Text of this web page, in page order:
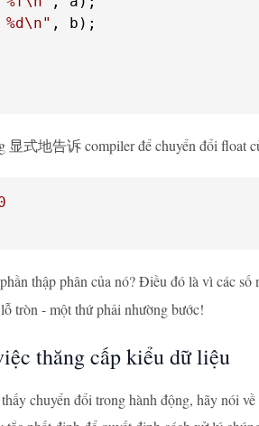
, b);
显式地告诉 compiler để chuyển đổi float
thập phân của nó? Điều đó là vì các
tròn - một thứ phải nhường bước!
thăng cấp kiểu dữ liệu
chuyển đổi trong hành động, hãy nói